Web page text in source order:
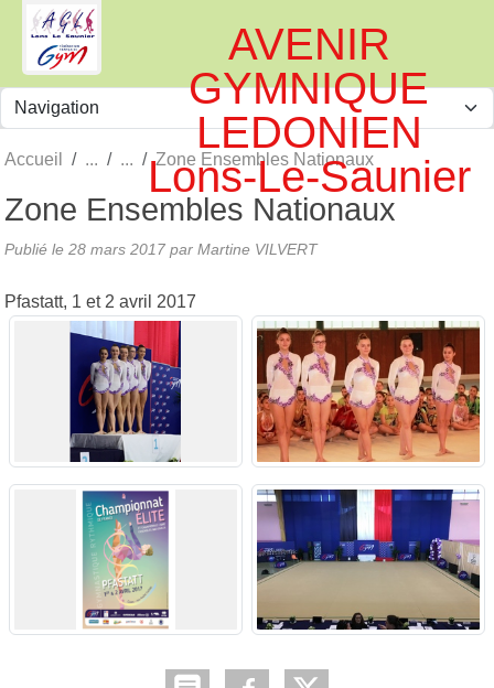
AVENIR
GYMNIQUE
LEDONIEN
Lons-Le-Saunier
Accueil Zone Ensembles Nationaux
Zone Ensembles Nationaux
Publié le 28 mars 2017 par Martine VILVERT
Pfastatt, 1 et 2 avril 2017
Panneau de gestion des cookies